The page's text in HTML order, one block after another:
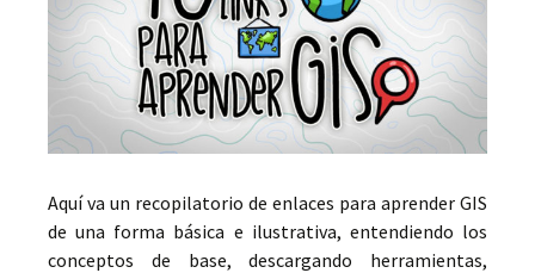
Aquí va un recopilatorio de enlaces para aprender GIS
de una forma básica e ilustrativa, entendiendo los
conceptos de base, descargando herramientas,